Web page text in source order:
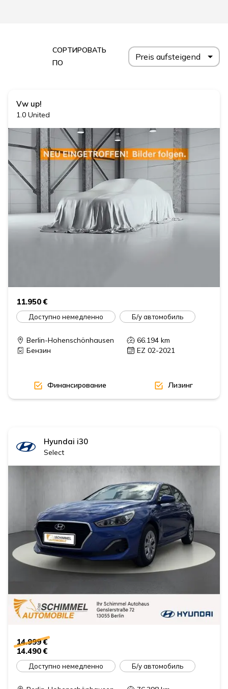
СОРТИРОВАТЬ
ПО
Preis aufsteigend
Vw up!
1.0 United
11.950 €
Доступно немедленно Б/у автомобиль
Berlin-Hohenschönhausen 66.194 km
Бензин
EZ 02-2021
Финансирование Лизинг
Hyundai i30
Select
14.999 €
14.490 €
Доступно немедленно Б/у автомобиль